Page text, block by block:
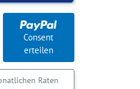
Consent
erteilen
Raten